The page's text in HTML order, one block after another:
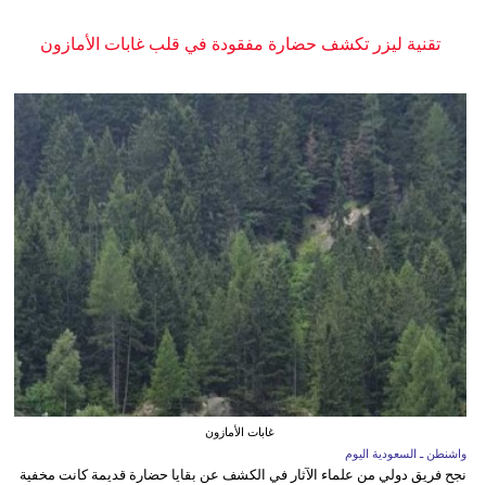
تقنية ليزر تكشف حضارة مفقودة في قلب غابات الأمازون
غابات الأمازون
واشنطن ـ السعودية اليوم
نجح فريق دولي من علماء الآثار في الكشف عن بقايا حضارة قديمة كانت مخفية